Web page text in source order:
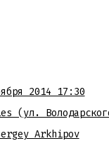
2014 17:30
(ул.
Arkhipov